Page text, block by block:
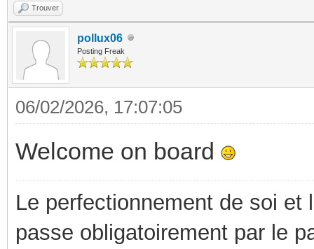
Trouver
pollux06
Posting Freak
06/02/2026, 17:07:05
Welcome on board
Le perfectionnement de soi
passe obligatoirement par le